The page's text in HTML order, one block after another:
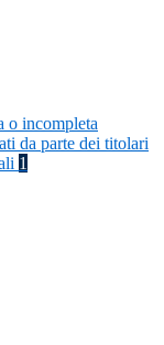
o incompleta
da parte dei titolari
1